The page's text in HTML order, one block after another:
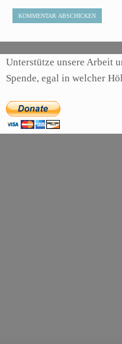
Unterstütze unsere Arbeit
Spende, egal in welcher